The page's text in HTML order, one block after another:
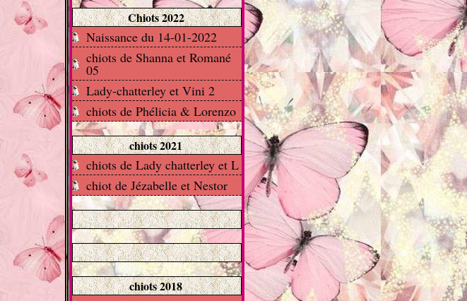
Chiots 2022
Naissance du 14-01-2022
chiots de Shanna et Romané
05
Lady-chatterley et Vini 2
chiots de Phélicia & Lorenzo
chiots 2021
chiots de Lady chatterley et L
chiot de Jézabelle et Nestor
chiots 2018